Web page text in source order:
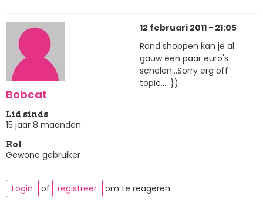
Bobcat
Lid sinds
15 jaar 8 maanden
Rol
Gewone gebruiker
12 februari 2011 - 21:05
Rond shoppen kan je al
gauw een paar euro's
schelen...Sorry erg off
topic.... })
Login of registreer om te reageren